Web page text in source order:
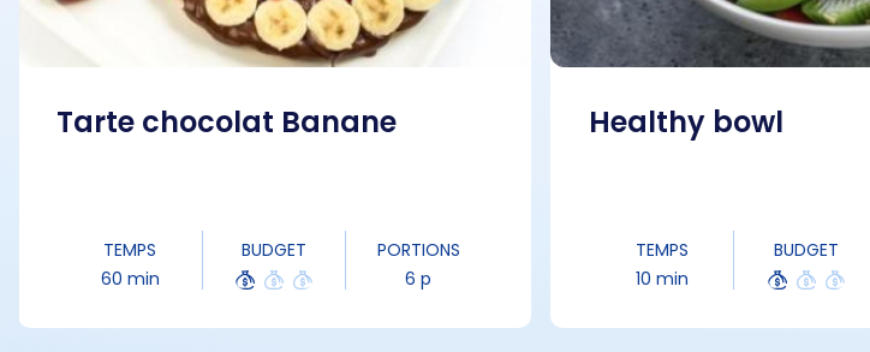
Tarte chocolat Banane
TEMPS
60 min
BUDGET
PORTIONS
6 p
Healthy bowl
TEMPS
10 min
BUDGET